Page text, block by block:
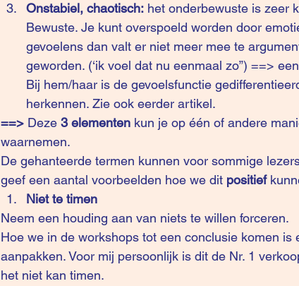
Onstabiel, chaotisch: het onderbewuste is zeer
Bewuste. Je kunt overspoeld worden door
gevoelens dan valt er niet meer mee te
geworden. (‘ik voel dat nu eenmaal zo”) ==>
Bij hem/haar is de gevoelsfunctie
herkennen. Zie ook eerder artikel.
==> Deze 3 elementen kun je op één of andere
waarnemen.
De gehanteerde termen kunnen voor sommige
geef een aantal voorbeelden hoe we dit positief
Niet te timen
Neem een houding aan van niets te willen forceren.
Hoe we in de workshops tot een conclusie komen
aanpakken. Voor mij persoonlijk is dit de Nr. 1
het niet kan timen.